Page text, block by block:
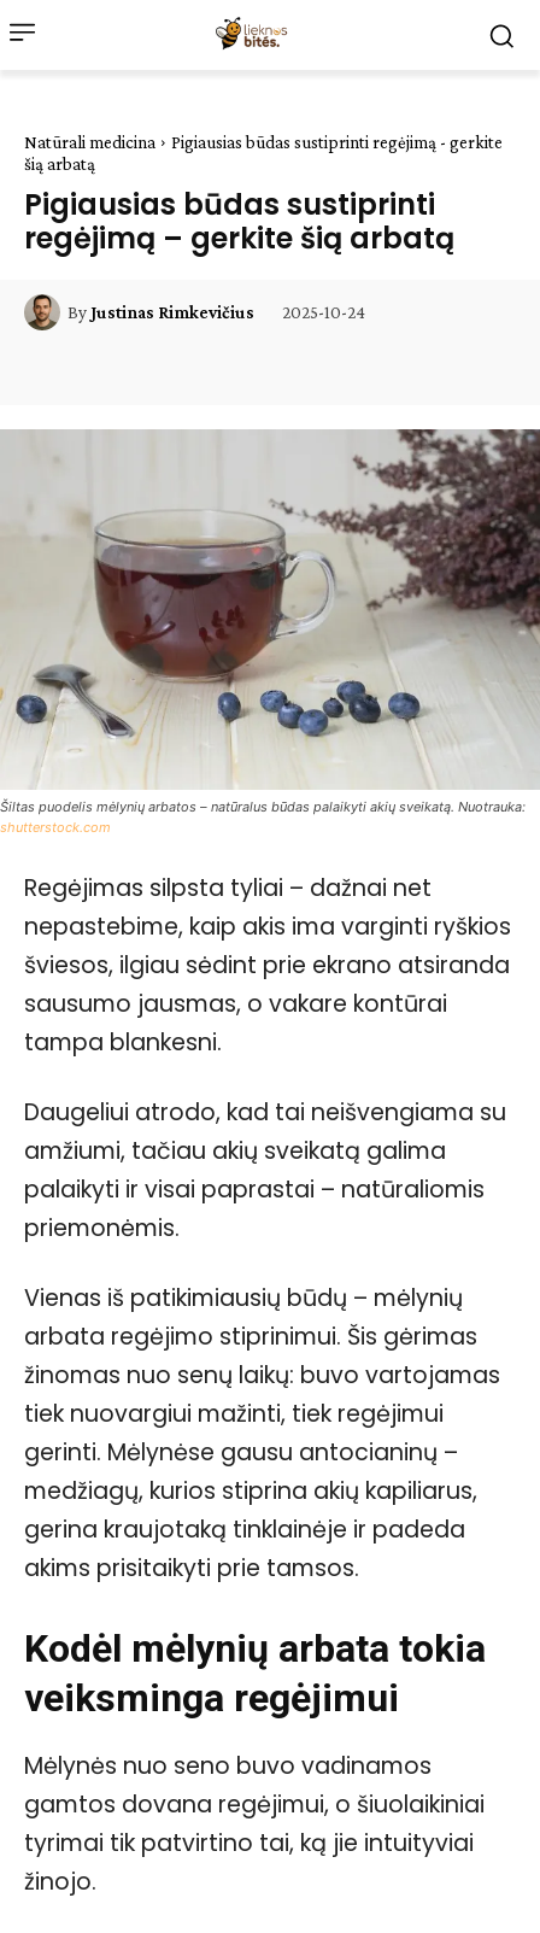
Natūrali medicina
Pigiausias būdas sustiprinti regėjimą - gerkite
šią arbatą
Pigiausias būdas sustiprinti
regėjimą – gerkite šią arbatą
ByJustinas Rimkevičius 2025-10-24
Šiltas puodelis mėlynių arbatos – natūralus būdas palaikyti akių sveikatą. Nuotrauka:
shutterstock.com
Regėjimas silpsta tyliai – dažnai net
nepastebime, kaip akis ima varginti ryškios
šviesos, ilgiau sėdint prie ekrano atsiranda
sausumo jausmas, o vakare kontūrai
tampa blankesni.
Daugeliui atrodo, kad tai neišvengiama su
amžiumi, tačiau akių sveikatą galima
palaikyti ir visai paprastai – natūraliomis
priemonėmis.
Vienas iš patikimiausių būdų – mėlynių
arbata regėjimo stiprinimui. Šis gėrimas
žinomas nuo senų laikų: buvo vartojamas
tiek nuovargiui mažinti, tiek regėjimui
gerinti. Mėlynėse gausu antocianinų –
medžiagų, kurios stiprina akių kapiliarus,
gerina kraujotaką tinklainėje ir padeda
akims prisitaikyti prie tamsos.
Kodėl mėlynių arbata tokia
veiksminga regėjimui
Mėlynės nuo seno buvo vadinamos
gamtos dovana regėjimui, o šiuolaikiniai
tyrimai tik patvirtino tai, ką jie intuityviai
žinojo.